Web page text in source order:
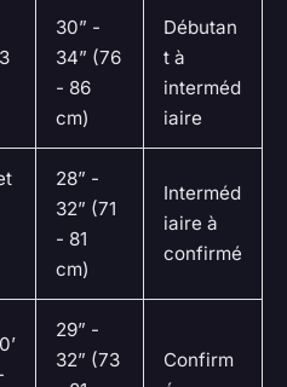
30” -
34” (76
- 86
cm)
Débutan
t à
interméd
iaire
28” -
32” (71
- 81
cm)
Interméd
iaire à
confirmé
29” -
32” (73
Confirm